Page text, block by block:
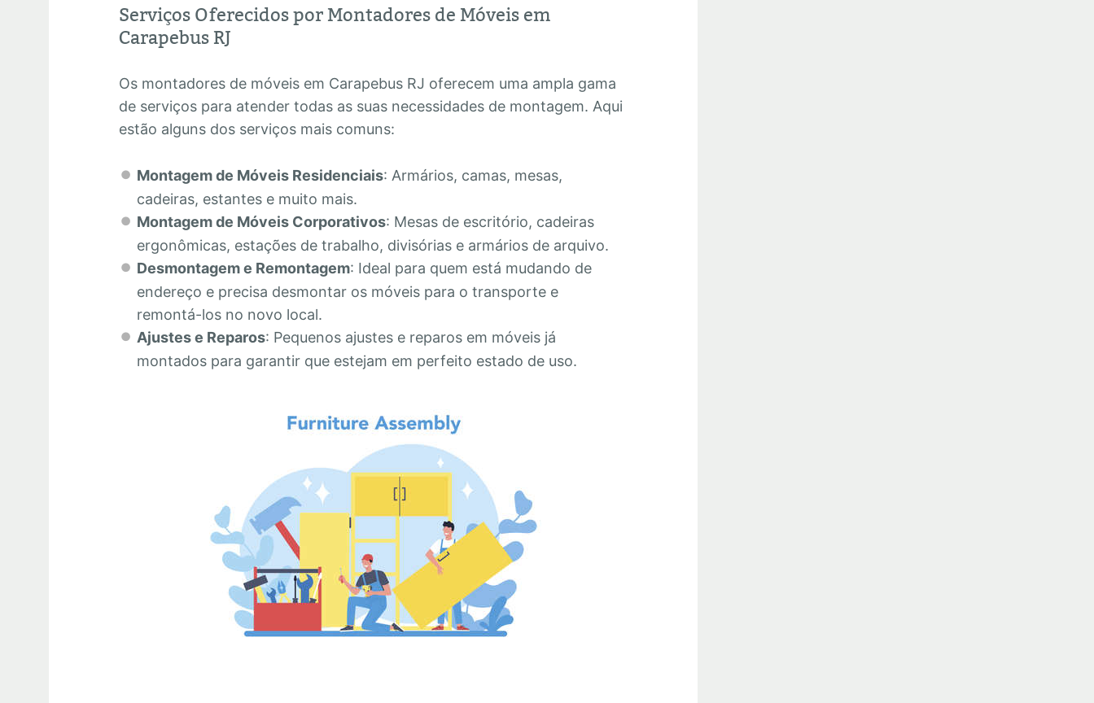
Serviços Oferecidos por Montadores de Móveis em
Carapebus RJ
Os montadores de móveis em Carapebus RJ oferecem uma ampla gama
de serviços para atender todas as suas necessidades de montagem. Aqui
estão alguns dos serviços mais comuns:
Montagem de Móveis Residenciais: Armários, camas, mesas,
cadeiras, estantes e muito mais.
Montagem de Móveis Corporativos: Mesas de escritório, cadeiras
ergonômicas, estações de trabalho, divisórias e armários de arquivo.
Desmontagem e Remontagem: Ideal para quem está mudando de
endereço e precisa desmontar os móveis para o transporte e
remontá-los no novo local.
Ajustes e Reparos: Pequenos ajustes e reparos em móveis já
montados para garantir que estejam em perfeito estado de uso.